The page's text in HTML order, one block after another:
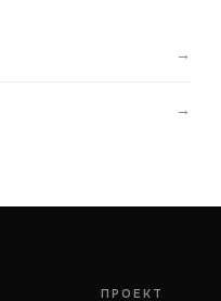
→
→
ПРОЕКТ